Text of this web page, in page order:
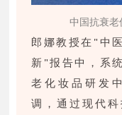
中国抗衰
郎娜教授在"中
新"报告中，系
老化妆品研发
调，通过现代